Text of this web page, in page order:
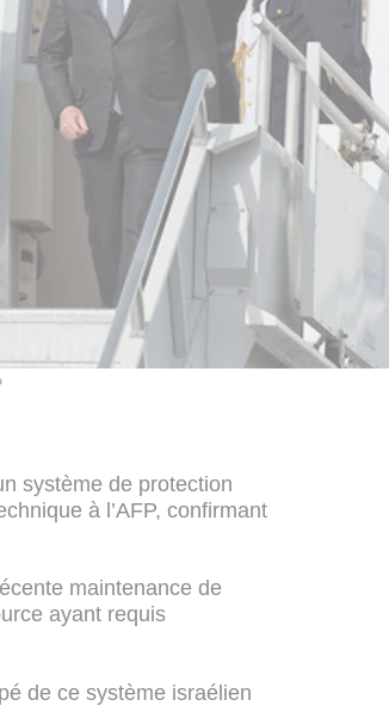
système de protection
à l’AFP, confirmant
maintenance de
ayant requis
de ce système israélien